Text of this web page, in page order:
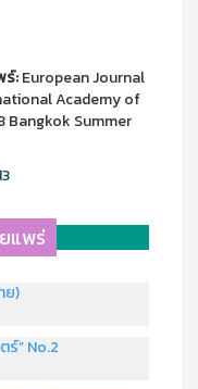
ร์:European Journal
Academy of
Bangkok Summer
แพร่
ย)
ร์” No.2